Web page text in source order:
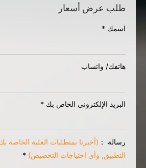
طلب عرض أسعار
اسمك *
هاتفك/ واتساب
البريد الإلكتروني الخاص بك *
رسالة ：
(أخبرنا بمتطلبات العلبة الخاصة بك,
التطبيق, وأي احتياجات التخصيص) *